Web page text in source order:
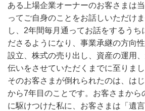
ある上場企業オーナーのお客さまは
ってご自身のことをお話しいただけ
し、2年間毎月通ってお話をするうち
ださるようになり、事業承継の方向
設立、株式の売り出し、資産の運用
伝いをさせていただくまでに至りまし
そのお客さまが倒れられたのは、は
から7年目のことです。お客さまから
に駆けつけた私に、お客さまは「遺